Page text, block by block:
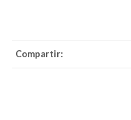
Compartir: